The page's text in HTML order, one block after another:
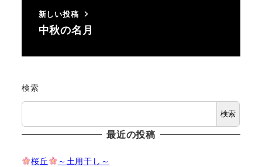
新しい投稿
中秋の名月
検索
検索
最近の投稿
桜丘 ～土用干し～